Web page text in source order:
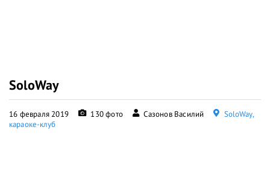
SoloWay
16 февраля 2019 130 фото Сазонов Василий
SoloWay,
караоке-клуб